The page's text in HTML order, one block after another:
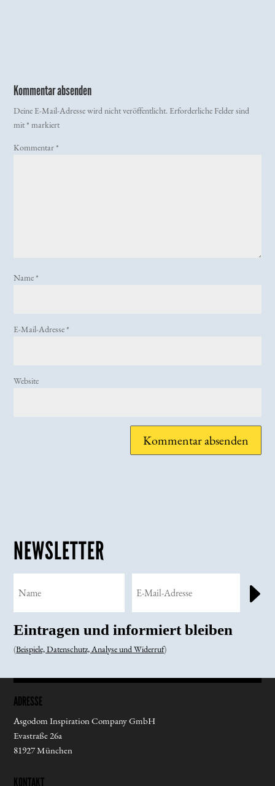
Kommentar absenden
Deine E-Mail-Adresse wird nicht veröffentlicht. Erforderliche Felder sind
mit* markiert
Kommentar*
Name*
E-Mail-Adresse*
Website
NEWSLETTER
E
Eintragen und informiert bleiben
(Beispiele, Datenschutz, Analyse und Widerruf)
ADRESSE
Asgodom Inspiration Company GmbH
Evastraße 26a
81927 München
KONTAKT